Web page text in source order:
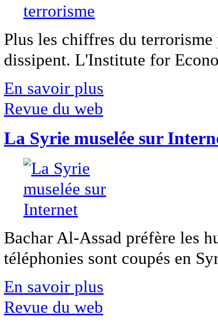
Plus les chiffres du
dissipent. L'Institute for
En savoir plus
Revue du web
La Syrie muselée sur
Bachar Al-Assad préfère les
téléphonies sont coupés en
En savoir plus
Revue du web